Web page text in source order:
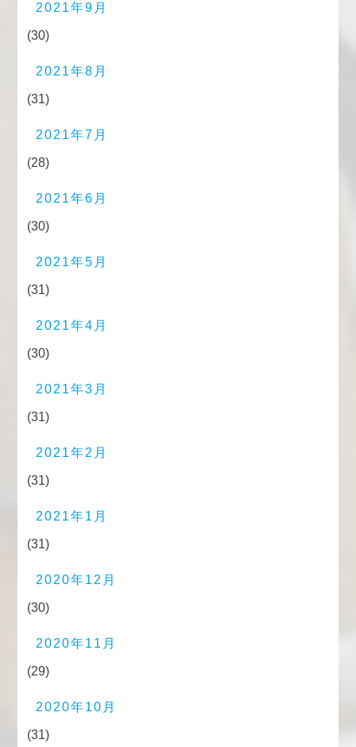
2021年9月
(30)
2021年8月
(31)
2021年7月
(28)
2021年6月
(30)
2021年5月
(31)
2021年4月
(30)
2021年3月
(31)
2021年2月
(31)
2021年1月
(31)
2020年12月
(30)
2020年11月
(29)
2020年10月
(31)